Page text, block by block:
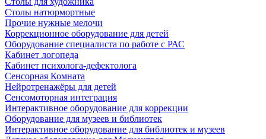
Столы натюрмортные
Прочие нужные мелочи
Коррекционное оборудование для детей
Оборудование специалиста по работе с РАС
Кабинет логопеда
Кабинет психолога-дефектолога
Сенсорная Комната
Нейротренажёры для детей
Сенсомоторная интеграция
Интерактивное оборудование для коррекции
Оборудование для музеев и библиотек
Интерактивное оборудование для библиотек и музеев